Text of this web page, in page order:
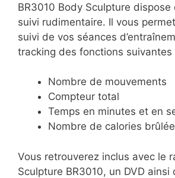
BR3010 Body Sculpture dispose
suivi rudimentaire. Il vous
suivi de vos séances
tracking des fonctions suivantes
Nombre de mouvements
Compteur total
Temps en minutes et en
Nombre de calories
Vous retrouverez inclus avec le
Sculpture BR3010, un DVD ainsi